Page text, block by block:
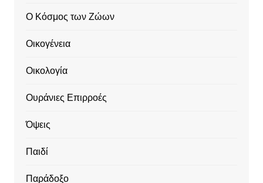
Ο Κόσμος των Ζώων
Οικογένεια
Οικολογία
Ουράνιες Επιρροές
Όψεις
Παιδί
Παράδοξο